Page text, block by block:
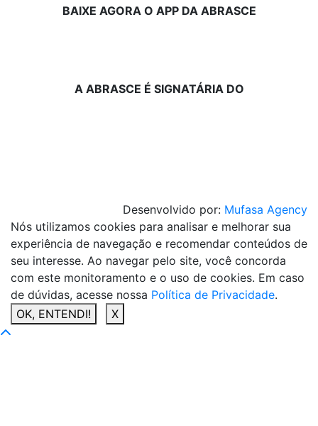
BAIXE AGORA O APP DA ABRASCE
A ABRASCE É SIGNATÁRIA DO
Desenvolvido por: Mufasa Agency
Nós utilizamos cookies para analisar e melhorar sua
experiência de navegação e recomendar conteúdos de
seu interesse. Ao navegar pelo site, você concorda
com este monitoramento e o uso de cookies. Em caso
de dúvidas, acesse nossa Política de Privacidade.
OK, ENTENDI!
X